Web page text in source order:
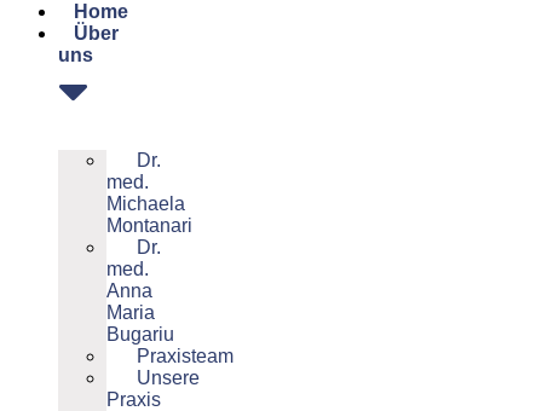
Home
Über
uns
Dr.
med.
Michaela
Montanari
Dr.
med.
Anna
Maria
Bugariu
Praxisteam
Unsere
Praxis